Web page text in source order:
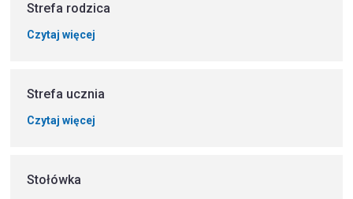
Strefa rodzica
Czytaj więcej
Strefa ucznia
Czytaj więcej
Stołówka